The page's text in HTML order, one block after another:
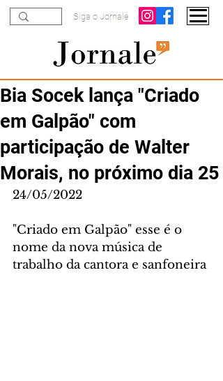
Siga o Jornale
Bia Socek lança "Criado
em Galpão" com
participação de Walter
Morais, no próximo dia 25
24/05/2022
"Criado em Galpão" esse é o
nome da nova música de
trabalho da cantora e sanfoneira